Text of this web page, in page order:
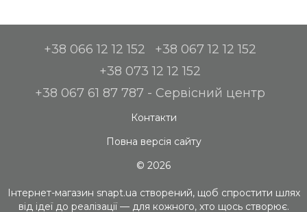
+38 066 12 12 152
+38 067 12 12 152
+38 073 12 12 152
+38 067 61 87 787 - Сервісний центр
Контакти
Повна версія сайту
© 2026
Інтернет-магазин snapt.ua створений, щоб спростити шлях
від ідеї до реалізації — для кожного, хто щось створює.